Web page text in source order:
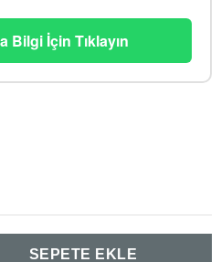
Bilgi İçin Tıklayın